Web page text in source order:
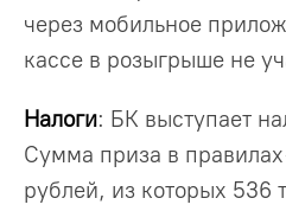
через мобильное
кассе в розыгрыше не
Налоги: БК выступает
Сумма приза в
рублей, из которых 536